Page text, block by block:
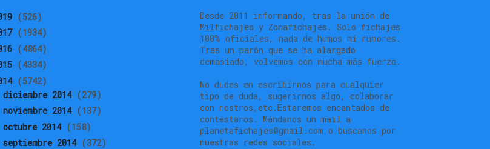
(526)
(1934)
(4864)
(4334)
(5742)
diciembre 2014 (279)
noviembre 2014 (137)
octubre 2014 (158)
septiembre 2014 (372)
Desde 2011 informando, tras la unión de
Milfichajes y Zonafichajes. Solo fichajes
100% oficiales, nada de humos ni rumores.
Tras un parón que se ha alargado
demasiado, volvemos con mucha más fuerza.
No dudes en escribírnos para cualquier
tipo de duda, sugerirnos algo, colaborar
con nostros,etc.Estaremos encantados de
contestaros. Mándanos un mail a
planetafichajes@gmail.com o buscanos por
nuestras redes sociales.